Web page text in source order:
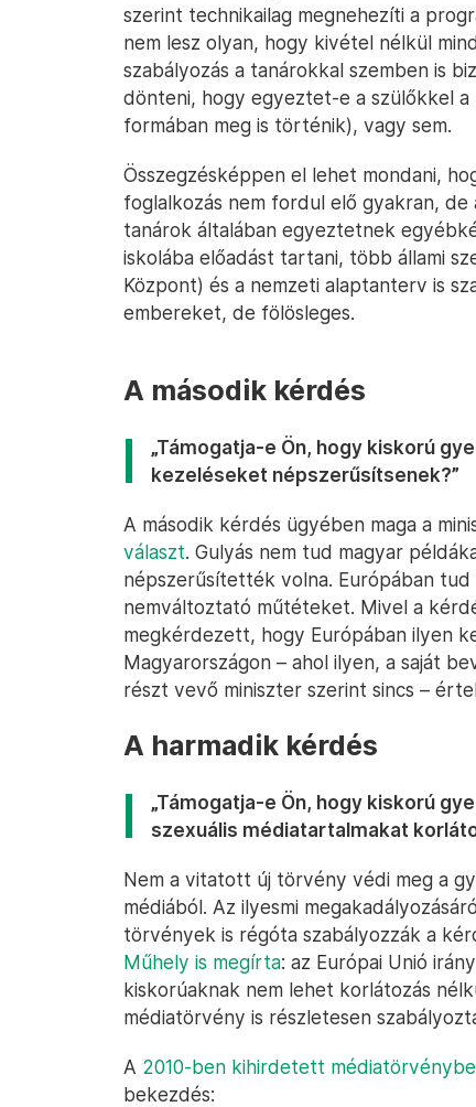
szerint technikailag megnehezíti a
nem lesz olyan, hogy kivétel nélkül
szabályozás a tanárokkal szemben is
dönteni, hogy egyeztet-e a szülőkkel
formában meg is történik), vagy sem.
Összegzésképpen el lehet mondani,
foglalkozás nem fordul elő gyakran,
tanárok általában egyeztetnek
iskolába előadást tartani, több állami
Központ) és a nemzeti alaptanterv is
embereket, de fölösleges.
A második kérdés
„Támogatja-e Ön, hogy kiskorú
kezeléseket népszerűsítsenek?”
A második kérdés ügyében maga a
választ. Gulyás nem tud magyar
népszerűsítették volna. Európában
nemváltoztató műtéteket. Mivel a
megkérdezett, hogy Európában ilyen
Magyarországon – ahol ilyen, a saját
részt vevő miniszter szerint sincs –
A harmadik kérdés
„Támogatja-e Ön, hogy kiskorú
szexuális médiatartalmakat
Nem a vitatott új törvény védi meg a
médiából. Az ilyesmi
törvények is régóta szabályozzák a
Műhely is megírta: az Európai Unió
kiskorúaknak nem lehet korlátozás
médiatörvény is részletesen
A 2010-ben kihirdetett
bekezdés: